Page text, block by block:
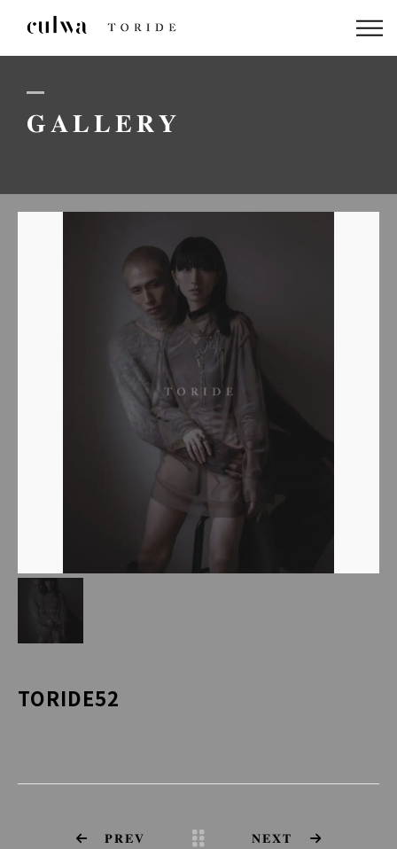
GALLERY
TORIDE52
PREV NEXT
ABOUT US
PACKAGE
STAFF
GALLERY
BLOG
LINEでのお問い合わせはこちら